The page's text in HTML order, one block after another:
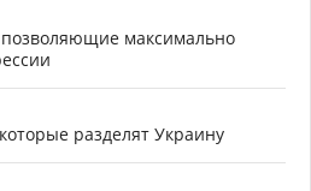
максимально
разделят Украину